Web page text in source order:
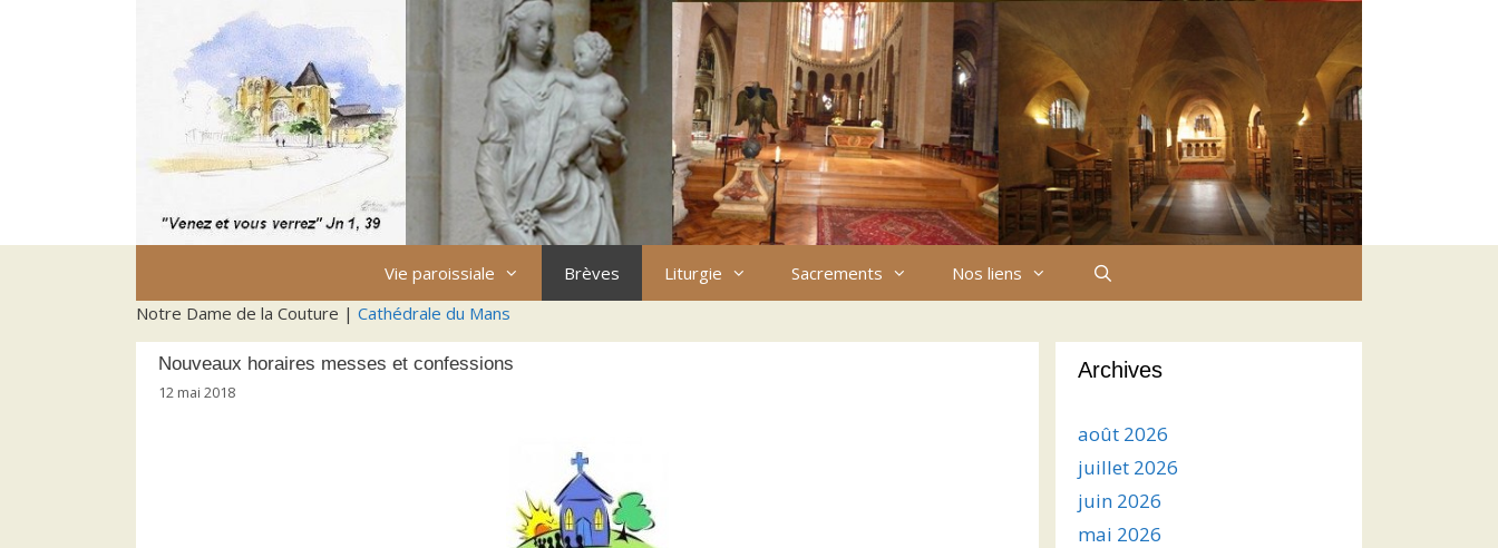
Vie paroissiale Brèves Liturgie Sacrements
Nos liens
Notre Dame de la Couture | Cathédrale du Mans
Nouveaux horaires messes et confessions
12 mai 2018
Archives
août 2026
juillet 2026
juin 2026
mai 2026